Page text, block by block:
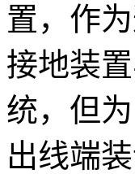
置，作
接地装
统，但
出线端